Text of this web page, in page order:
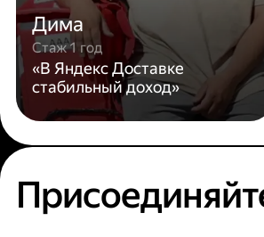
Дима
Стаж 1 год
«В Яндекс Доставке
стабильный доход»